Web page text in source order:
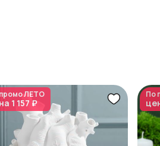
ЛЕТО
1 157 ₽
По